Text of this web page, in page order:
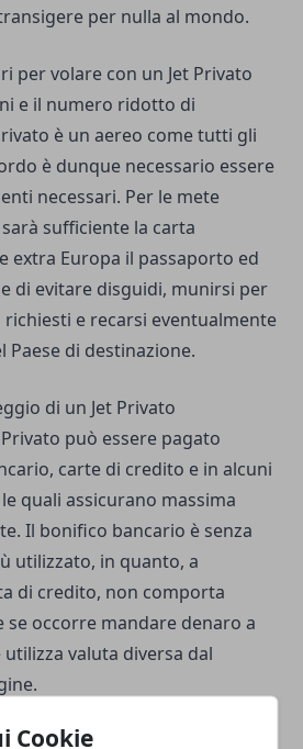
Cookie
per nulla al mondo.
per volare con un Jet Privato
e il numero ridotto di
è un aereo come tutti gli
è dunque necessario essere
necessari. Per le mete
sufficiente la carta
extra Europa il passaporto ed
di evitare disguidi, munirsi per
e recarsi eventualmente
Paese di destinazione.
di un Jet Privato
può essere pagato
carte di credito e in alcuni
quali assicurano massima
Il bonifico bancario è senza
utilizzato, in quanto, a
di credito, non comporta
se occorre mandare denaro a
valuta diversa dal
il proprio animale domestico